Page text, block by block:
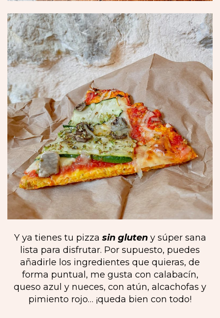
Y ya tienes tu pizza sin gluteny súper sana
lista para disfrutar. Por supuesto, puedes
añadirle los ingredientes que quieras, de
forma puntual, me gusta con calabacín,
queso azul y nueces, con atún, alcachofas y
pimiento rojo… ¡queda bien con todo!